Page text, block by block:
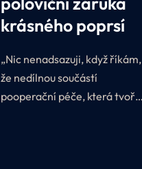
krásného poprsí
„Nic nenadsazuji, když říkám,
že nedílnou součástí
pooperační péče, která tvoří